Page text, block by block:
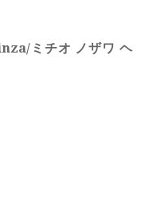
ミチオ ノザワ ヘ